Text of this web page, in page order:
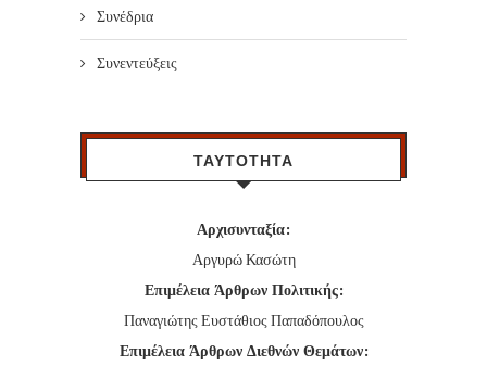
Συνέδρια
Συνεντεύξεις
ΤΑΥΤΟΤΗΤΑ
Αρχισυνταξία:
Αργυρώ Κασώτη
Επιμέλεια Άρθρων Πολιτικής:
Παναγιώτης Ευστάθιος Παπαδόπουλος
Επιμέλεια Άρθρων Διεθνών Θεμάτων: